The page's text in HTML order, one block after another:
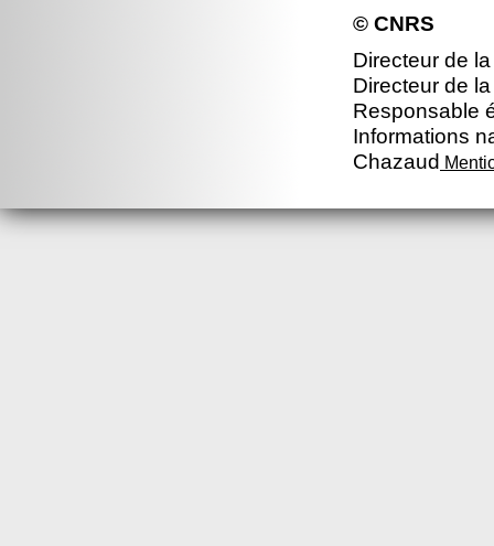
© CNRS
Directeur de
Directeur de
Responsable
Informations
Chazaud